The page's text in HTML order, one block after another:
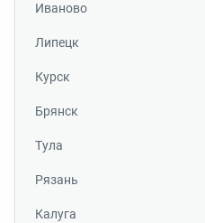
Иваново
Липецк
Курск
Брянск
Тула
Рязань
Калуга